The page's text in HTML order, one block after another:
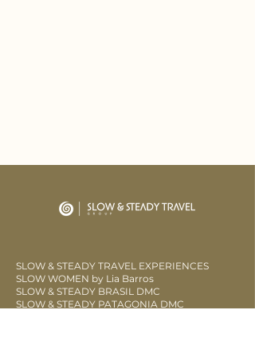
SLOW & STEADY TRAVEL EXPERIENCES
SLOW WOMEN by Lia Barros
SLOW & STEADY BRASIL DMC
SLOW & STEADY PATAGONIA DMC